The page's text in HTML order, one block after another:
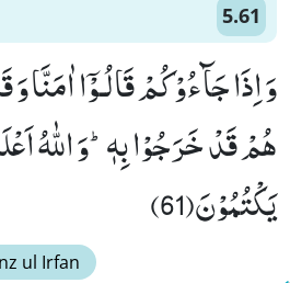
5.61
وَ اِذَا جَآءُوْكُمْ قَالُـوْۤا اٰمَنَّا
هُمْ قَدْ خَرَجُوْا بِهٖؕ-وَ اللّٰهُ
یَكْتُمُوْنَ(61)
ul Irfan